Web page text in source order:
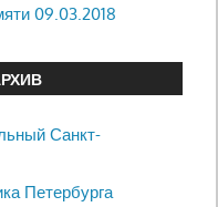
09.03.2018
Санкт-
Петербурга